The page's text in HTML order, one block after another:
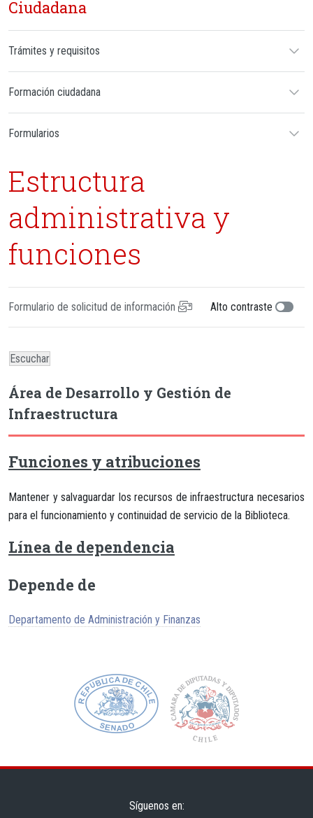
Ciudadana
Trámites y requisitos
Formación ciudadana
Formularios
Estructura
administrativa y
funciones
Formulario de solicitud de información Alto contraste
Escuchar
Área de Desarrollo y Gestión de
Infraestructura
Funciones y atribuciones
Mantener y salvaguardar los recursos de infraestructura necesarios
para el funcionamiento y continuidad de servicio de la Biblioteca.
Línea de dependencia
Depende de
Departamento de Administración y Finanzas
Síguenos en: